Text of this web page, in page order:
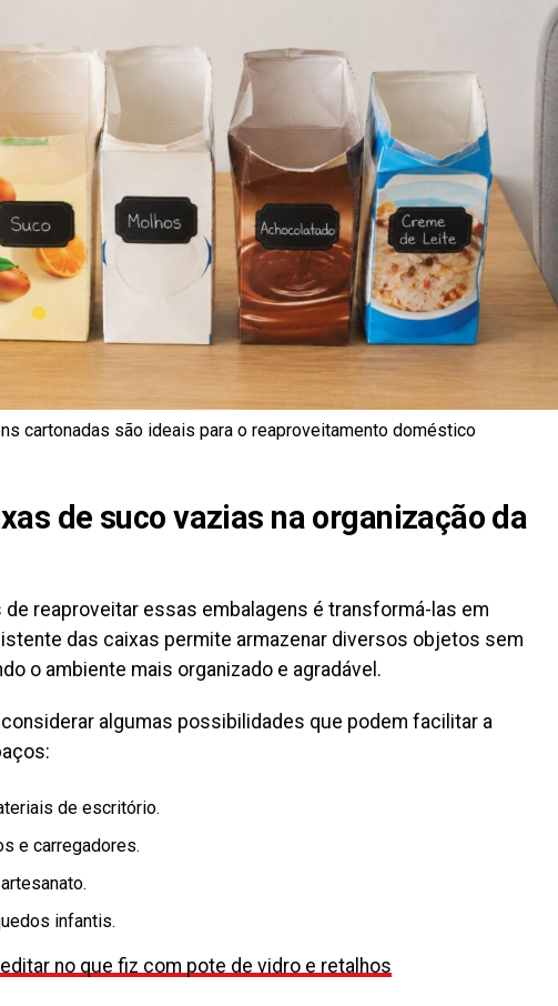
cartonadas são ideais para o reaproveitamento doméstico
de suco vazias na organização da
reaproveitar essas embalagens é transformá-las em
das caixas permite armazenar diversos objetos sem
o ambiente mais organizado e agradável.
algumas possibilidades que podem facilitar a
de escritório.
e carregadores.
infantis.
no que fiz com pote de vidro e retalhos